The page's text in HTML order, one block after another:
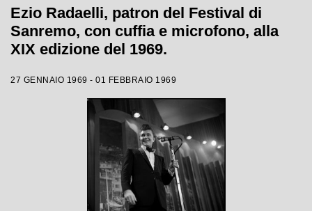
Ezio Radaelli, patron del Festival di
Sanremo, con cuffia e microfono, alla
XIX edizione del 1969.
27 GENNAIO 1969 - 01 FEBBRAIO 1969